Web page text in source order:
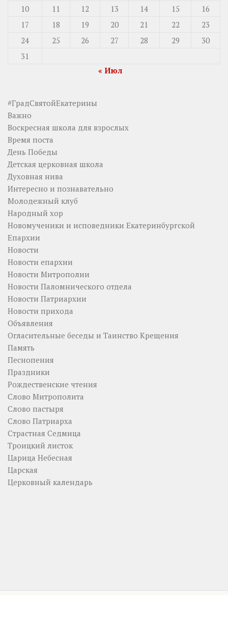
10
11 12 13 14 15
16
17
18 19 20 21 22
23
24
25 26 27 28 29
30
31
« Июл
#ГрадСвятойЕкатерины
Важно
Воскресная школа для взрослых
Время поста
День Победы
Детская церковная школа
Духовная нива
Интересно и познавательно
Молодежный клуб
Народный хор
Новомученики и исповедники Екатеринбургской
Епархии
Новости
Новости епархии
Новости Митрополии
Новости Паломнического отдела
Новости Патриархии
Новости прихода
Объявления
Огласительные беседы и Таинство Крещения
Память
Песнопения
Праздники
Рождественские чтения
Слово Митрополита
Слово пастыря
Слово Патриарха
Страстная Седмица
Троицкий листок
Царица Небесная
Царская
Церковный календарь